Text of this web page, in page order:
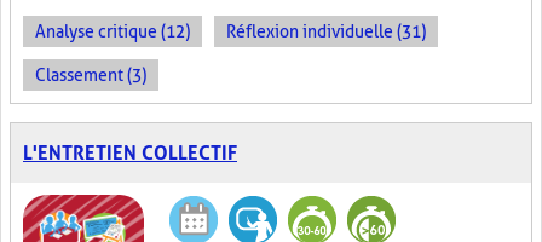
Analyse critique (12) Réflexion individuelle (31)
Classement (3)
L'ENTRETIEN COLLECTIF